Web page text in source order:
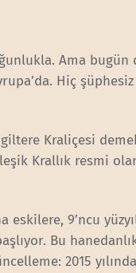
Ama bugün
Hiç
Kraliçesi
Krallık resmi
eskilere, 9’ncu
Bu
2015